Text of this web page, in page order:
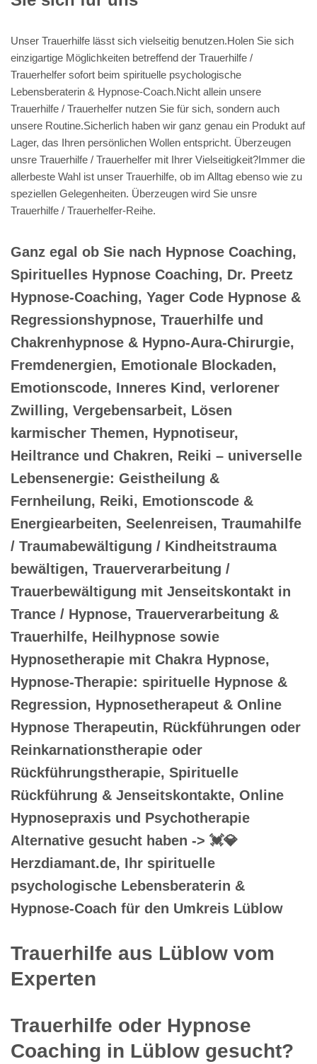
Unser Trauerhilfe lässt sich vielseitig benutzen.Holen Sie sich
einzigartige Möglichkeiten betreffend der Trauerhilfe /
Trauerhelfer sofort beim spirituelle psychologische
Lebensberaterin & Hypnose-Coach.Nicht allein unsere
Trauerhilfe / Trauerhelfer nutzen Sie für sich, sondern auch
unsere Routine.Sicherlich haben wir ganz genau ein Produkt auf
Lager, das Ihren persönlichen Wollen entspricht. Überzeugen
unsre Trauerhilfe / Trauerhelfer mit Ihrer Vielseitigkeit?Immer die
allerbeste Wahl ist unser Trauerhilfe, ob im Alltag ebenso wie zu
speziellen Gelegenheiten. Überzeugen wird Sie unsre
Trauerhilfe / Trauerhelfer-Reihe.
Ganz egal ob Sie nach Hypnose Coaching,
Spirituelles Hypnose Coaching, Dr. Preetz
Hypnose-Coaching, Yager Code Hypnose &
Regressionshypnose, Trauerhilfe und
Chakrenhypnose & Hypno-Aura-Chirurgie,
Fremdenergien, Emotionale Blockaden,
Emotionscode, Inneres Kind, verlorener
Zwilling, Vergebensarbeit, Lösen
karmischer Themen, Hypnotiseur,
Heiltrance und Chakren, Reiki – universelle
Lebensenergie: Geistheilung &
Fernheilung, Reiki, Emotionscode &
Energiearbeiten, Seelenreisen, Traumahilfe
/ Traumabewältigung / Kindheitstrauma
bewältigen, Trauerverarbeitung /
Trauerbewältigung mit Jenseitskontakt in
Trance / Hypnose, Trauerverarbeitung &
Trauerhilfe, Heilhypnose sowie
Hypnosetherapie mit Chakra Hypnose,
Hypnose-Therapie: spirituelle Hypnose &
Regression, Hypnosetherapeut & Online
Hypnose Therapeutin, Rückführungen oder
Reinkarnationstherapie oder
Rückführungstherapie, Spirituelle
Rückführung & Jenseitskontakte, Online
Hypnosepraxis und Psychotherapie
Alternative gesucht haben -> 💓️💎
Herzdiamant.de, Ihr spirituelle
psychologische Lebensberaterin &
Hypnose-Coach für den Umkreis Lüblow
Trauerhilfe aus Lüblow vom
Experten
Trauerhilfe oder Hypnose
Coaching in Lüblow gesucht?